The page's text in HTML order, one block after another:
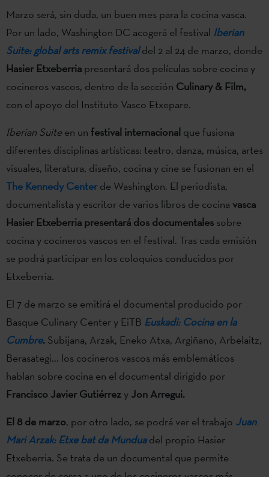
Marzo será, sin duda, un buen mes para la cocina vasca.
Por un lado, Washington DC acogerá el festival Iberian
Suite: global arts remix festivaldel 2 al 24 de marzo, donde
Hasier Etxeberria presentará dos películas sobre cocina y
cocineros vascos, dentro de la sección Culinary & Film,
con el apoyo del Instituto Vasco Etxepare.
Iberian Suiteen un festival internacional que fusiona
diferentes disciplinas artísticas: teatro, danza, música, artes
visuales, literatura, diseño, cocina y cine se fusionan en el
The Kennedy Centerde Washington. El periodista,
documentalista y escritor de varios libros de cocina vasca
Hasier Etxeberria presentará dos documentales sobre
cocina y cocineros vascos en el festival. Tras cada emisión
se podrá participar en los coloquios conducidos por
Etxeberria.
El 7 de marzo se emitirá el documental producido por
Basque Culinary Center y EiTB Euskadi: Cocina en la
Cumbre. Subijana, Arzak, Eneko Atxa, Argiñano, Arbelaitz,
Berasategi... los cocineros vascos más emblemáticos
hablan sobre cocina en el documental dirigido por
Francisco Javier Gutiérrez y Jon Arregui.
El 8 de marzo, por otro lado, se podrá ver el trabajo Juan
Mari Arzak: Etxe bat da Mundua del propio Hasier
Etxeberria. Se trata de un documental que permite